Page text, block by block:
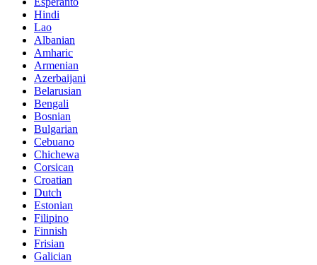
Hindi
Lao
Albanian
Amharic
Armenian
Azerbaijani
Belarusian
Bengali
Bosnian
Bulgarian
Cebuano
Chichewa
Corsican
Croatian
Dutch
Estonian
Filipino
Finnish
Frisian
Galician